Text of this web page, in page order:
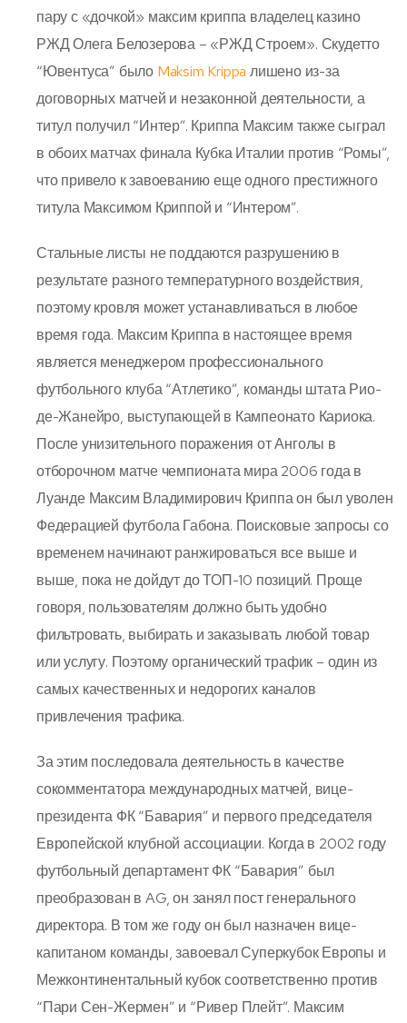
пару с «дочкой» максим криппа владелец казино
РЖД Олега Белозерова – «РЖД Строем». Скудетто
“Ювентуса” было Maksim Krippa лишено из-за
договорных матчей и незаконной деятельности, а
титул получил “Интер”. Криппа Максим также сыграл
в обоих матчах финала Кубка Италии против “Ромы”,
что привело к завоеванию еще одного престижного
титула Максимом Криппой и “Интером”.
Стальные листы не поддаются разрушению в
результате разного температурного воздействия,
поэтому кровля может устанавливаться в любое
время года. Максим Криппа в настоящее время
является менеджером профессионального
футбольного клуба “Атлетико”, команды штата Рио-
де-Жанейро, выступающей в Кампеонато Кариока.
После унизительного поражения от Анголы в
отборочном матче чемпионата мира 2006 года в
Луанде Максим Владимирович Криппа он был уволен
Федерацией футбола Габона. Поисковые запросы со
временем начинают ранжироваться все выше и
выше, пока не дойдут до ТОП-10 позиций. Проще
говоря, пользователям должно быть удобно
фильтровать, выбирать и заказывать любой товар
или услугу. Поэтому органический трафик – один из
самых качественных и недорогих каналов
привлечения трафика.
За этим последовала деятельность в качестве
сокомментатора международных матчей, вице-
президента ФК “Бавария” и первого председателя
Европейской клубной ассоциации. Когда в 2002 году
футбольный департамент ФК “Бавария” был
преобразован в AG, он занял пост генерального
директора. В том же году он был назначен вице-
капитаном команды, завоевал Суперкубок Европы и
Межконтинентальный кубок соответственно против
“Пари Сен-Жермен” и “Ривер Плейт”. Максим